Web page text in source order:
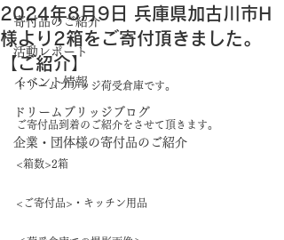
寄付品のご紹介
活動レポート
イベント情報
ドリームブリッジブログ
企業・団体様の寄付品のご紹介
2024年8月9日 兵庫県加古川市H
様より2箱をご寄付頂きました。
【ご紹介】
ドリームブリッジ荷受倉庫です。
ご寄付品到着のご紹介をさせて頂きます。
<箱数>2箱
<ご寄付品>・キッチン用品